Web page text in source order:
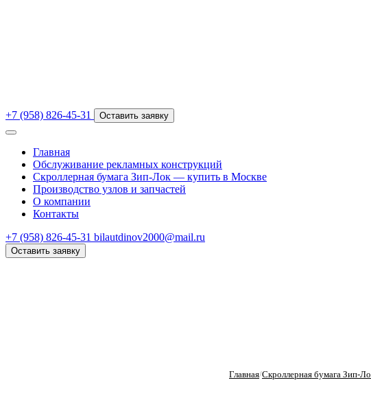
+7 (958) 826-45-31 Оставить заявку
Главная
Обслуживание рекламных конструкций
Скроллерная бумага Зип-Лок — купить в Москве
Производство узлов и запчастей
О компании
Контакты
+7 (958) 826-45-31 bilautdinov2000@mail.ru
Оставить заявку
Главная/Скроллерная бумага Зип-